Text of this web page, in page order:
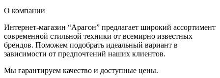
О компании
Интернет-магазин “Арагон” предлагает широкий ассортимент
современной стильной техники от всемирно известных
брендов. Поможем подобрать идеальный вариант в
зависимости от предпочтений наших клиентов.
Мы гарантируем качество и доступные цены.